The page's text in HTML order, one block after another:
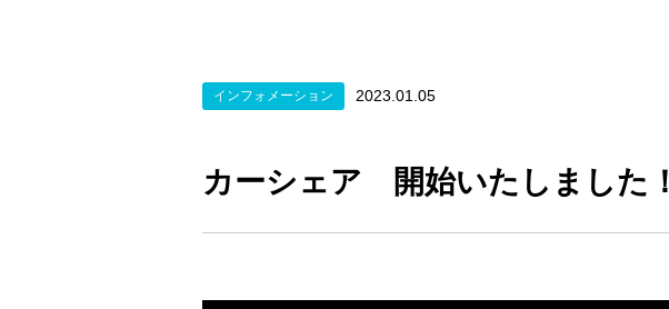
インフォメーション 2023.01.05
カーシェア 開始いたしました！